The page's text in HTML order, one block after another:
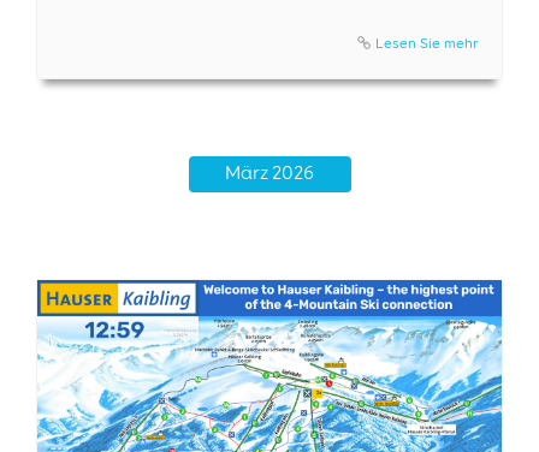
Lesen Sie mehr
März 2026